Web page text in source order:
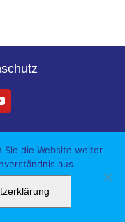
YouTube
Sie die Website weiter
aus.